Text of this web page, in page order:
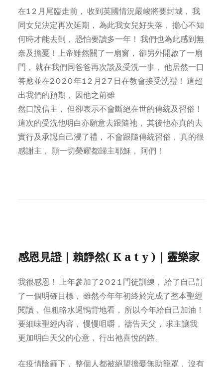
在1 2 月尾臨走前， 收到英國情況嚴峻將要封城， 我
同女兒決定再次延期， 為此我女兒好失落， 擔心不知
何時才能去到， 恐怕要讀多一年！ 我們也為此感到無
奈及擔憂！上帝雖然關了一扇窗， 卻另外開啟了一扇
門， 就在我們同爸爸再次談及受洗一事， 他居然一口
答應並在2 0 2 0 年1 2 月2 7 日在教會接受洗禮！ 這超
出我們的預期， 因他之前雖
然口說信主， 但卻表示不會斷絕在世的傳統及習俗！
這次的受洗他明白亦願意去跟隨祂， 其後他亦真的去
實行及承認自己浸了禮， 不會跟隨傳統習俗， 真的很
感謝主， 願一切榮耀都歸主耶穌， 阿們！
感恩見證｜賴靜然( K a t y )｜靈樂家
我很感恩！ 上年參加了2 0 2 1 門徒訓練， 給了自己訂
了一個明確目標， 雖然今年年初終於完成了整本聖經
閱讀， 但粗略水過鴨背地看， 所以今年給自己加油！
要細味聖經內容， 慢慢咀嚼， 禱告天父， 求主讓我
更加明白天父的心意， 行出祂喜悅的路。
在疫情陰霾下， 整個人都被絕望擔憂無助籠罩， 沒有